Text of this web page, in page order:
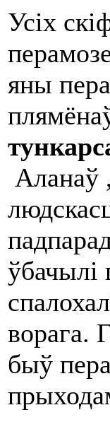
Усіх
яны
тункарс
Аланаў
ўбачылі
ворага.
быў